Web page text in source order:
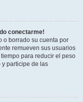
conectarme!
o borrado su cuenta por
remueven sus usuarios
para reducir el peso
y participe de las